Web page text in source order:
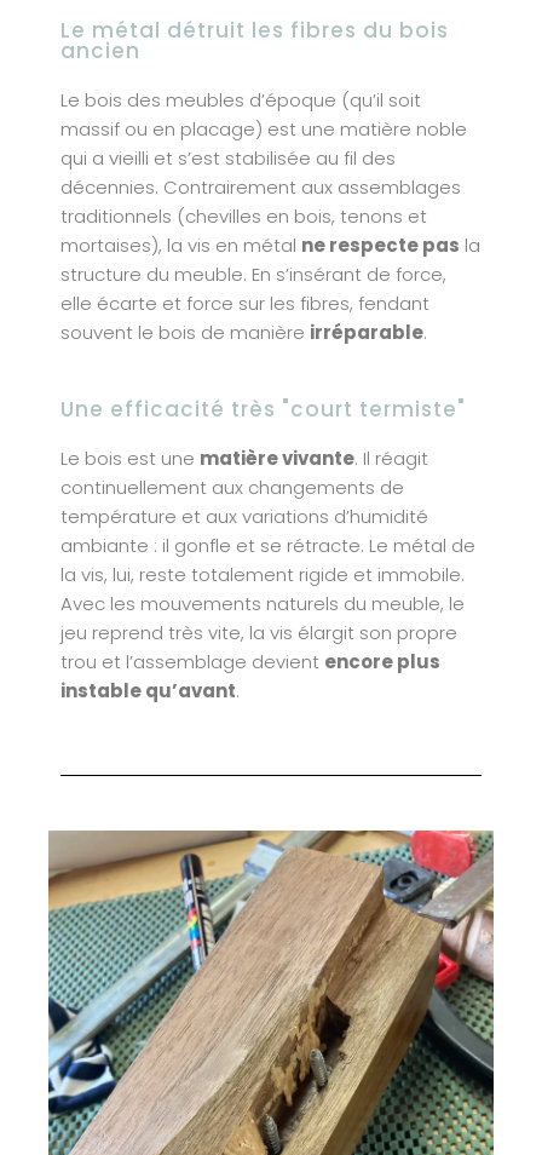
Le métal détruit les fibres du bois
ancien
Le bois des meubles d’époque (qu’il soit
massif ou en placage) est une matière noble
qui a vieilli et s’est stabilisée au fil des
décennies. Contrairement aux assemblages
traditionnels (chevilles en bois, tenons et
mortaises), la vis en métal ne respecte pas la
structure du meuble. En s’insérant de force,
elle écarte et force sur les fibres, fendant
souvent le bois de manière irréparable.
Une efficacité très "court termiste"
Le bois est une matière vivante. Il réagit
continuellement aux changements de
température et aux variations d’humidité
ambiante : il gonfle et se rétracte. Le métal de
la vis, lui, reste totalement rigide et immobile.
Avec les mouvements naturels du meuble, le
jeu reprend très vite, la vis élargit son propre
trou et l’assemblage devient encore plus
instable qu’avant.